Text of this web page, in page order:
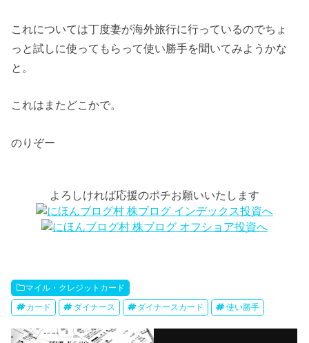
これについては丁度妻が海外旅行に行っているのでちょ
っと試しに使ってもらって使い勝手を聞いてみようかな
と。
これはまたどこかで。
のりぞー
よろしければ応援のポチお願いいたします
マイル・クレジットカード
カード ダイナース ダイナースカード 使い勝手